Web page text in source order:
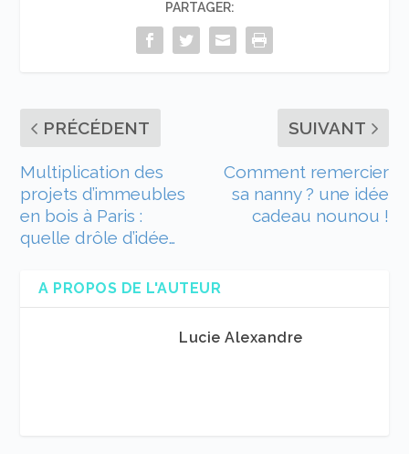
PARTAGER:
PRÉCÉDENT
Multiplication des
projets d’immeubles
en bois à Paris :
quelle drôle d’idée…
SUIVANT
Comment remercier
sa nanny ? une idée
cadeau nounou !
A PROPOS DE L'AUTEUR
Lucie Alexandre